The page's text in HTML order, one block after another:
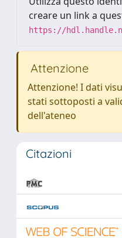
creare un link a
https://
Attenzione
Attenzione! I dati
stati sottoposti a
dell'ateneo
Citazioni